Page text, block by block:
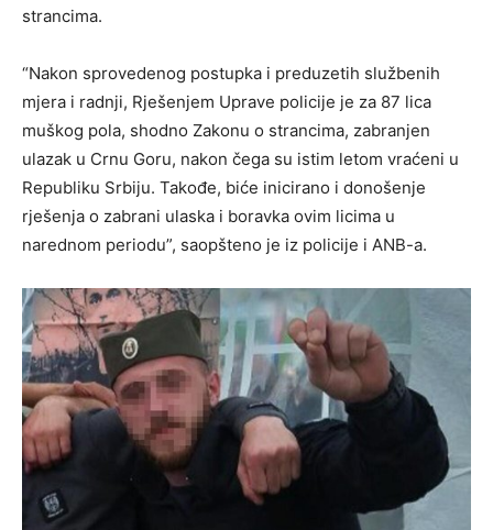
strancima.
“Nakon sprovedenog postupka i preduzetih službenih
mjera i radnji, Rješenjem Uprave policije je za 87 lica
muškog pola, shodno Zakonu o strancima, zabranjen
ulazak u Crnu Goru, nakon čega su istim letom vraćeni u
Republiku Srbiju. Takođe, biće inicirano i donošenje
rješenja o zabrani ulaska i boravka ovim licima u
narednom periodu”, saopšteno je iz policije i ANB-a.